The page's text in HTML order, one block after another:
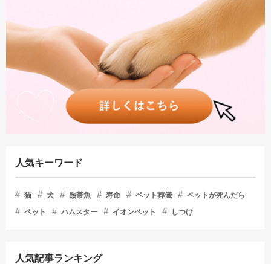
人気キーワード
猫 犬 熱帯魚 寿命 ペット葬儀
ペットが死んだら
ペット
ハムスター イオンペット しつけ
人気記事ランキング